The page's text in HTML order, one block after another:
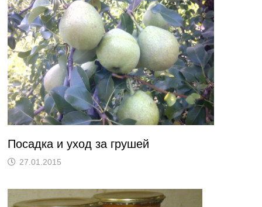
Посадка и уход за грушей
27.01.2015